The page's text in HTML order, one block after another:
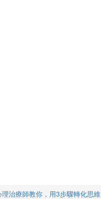
治療師教你，用3步驟轉化思維